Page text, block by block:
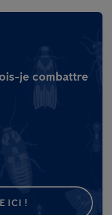
je combattre
ICI !